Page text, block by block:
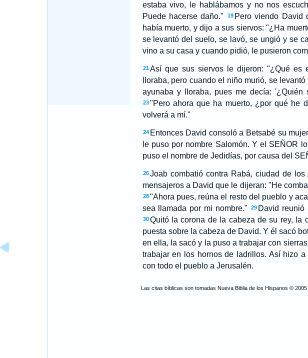
estaba vivo, le hablábamos y no nos
Puede hacerse daño."
19 Pero viendo David
había muerto, y dijo a sus siervos: "¿Ha
se levantó del suelo, se lavó, se ungió y se
vino a su casa y cuando pidió, le pusieron
21 Así que sus siervos le dijeron: "¿Qué es
lloraba, pero cuando el niño murió, se
ayunaba y lloraba, pues me decía:
23 "Pero ahora que ha muerto, ¿por qué he
volverá a mí."
24 Entonces David consoló a Betsabé su
le puso por nombre Salomón. Y el SEÑOR
puso el nombre de Jedidías, por causa del
26 Joab combatió contra Rabá, ciudad de
mensajeros a David que le dijeran: "He
28 "Ahora pues, reúna el resto del pueblo y
sea llamada por mi nombre."
29 David
30 Quitó la corona de la cabeza de su rey, la
puesta sobre la cabeza de David. Y él sacó
en ella, la sacó y la puso a trabajar con
trabajar en los hornos de ladrillos. Así hizo
con todo el pueblo a Jerusalén.
Las citas bíblicas son tomadas Nueva Biblia de los Hispanos ©